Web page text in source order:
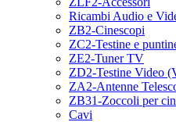
Ricambi Audio e
ZB2-Cinescopi
ZC2-Testine e
ZE2-Tuner TV
ZD2-Testine Video
ZA2-Antenne
ZB31-Zoccoli per
Cavi